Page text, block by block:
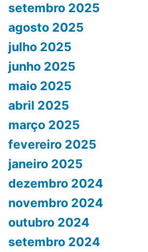
setembro 2025
agosto 2025
julho 2025
junho 2025
maio 2025
abril 2025
março 2025
fevereiro 2025
janeiro 2025
dezembro 2024
novembro 2024
outubro 2024
setembro 2024